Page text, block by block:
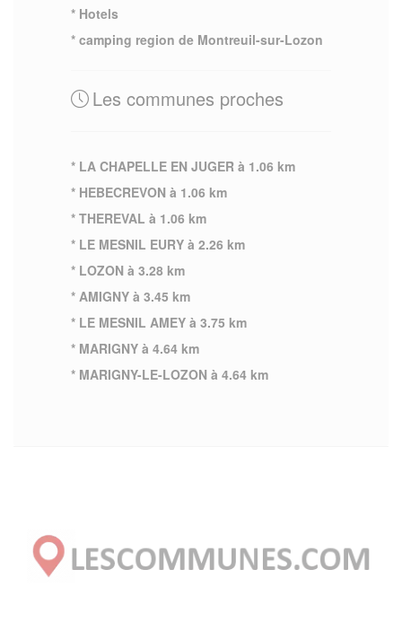
* Hotels
* camping region de Montreuil-sur-Lozon
Les communes proches
* LA CHAPELLE EN JUGER à 1.06 km
* HEBECREVON à 1.06 km
* THEREVAL à 1.06 km
* LE MESNIL EURY à 2.26 km
* LOZON à 3.28 km
* AMIGNY à 3.45 km
* LE MESNIL AMEY à 3.75 km
* MARIGNY à 4.64 km
* MARIGNY-LE-LOZON à 4.64 km